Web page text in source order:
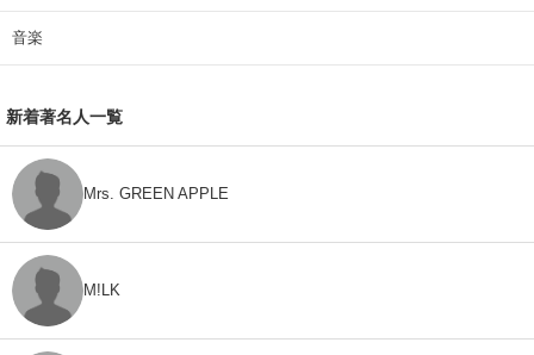
音楽
新着著名人一覧
Mrs. GREEN APPLE
M!LK